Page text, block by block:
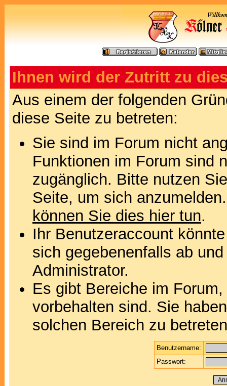
Ihnen wird der Zutritt zu
Aus einem der folgenden
diese Seite zu betreten:
Sie sind im Forum nicht
Funktionen im Forum sind
zugänglich. Bitte nutzen
Seite, um sich
können Sie dies hier tun.
Ihr Benutzeraccount
sich gegebenenfalls ab
Administrator.
Es gibt Bereiche im
vorbehalten sind. Sie
solchen Bereich zu
Benutzername:
Passwort: